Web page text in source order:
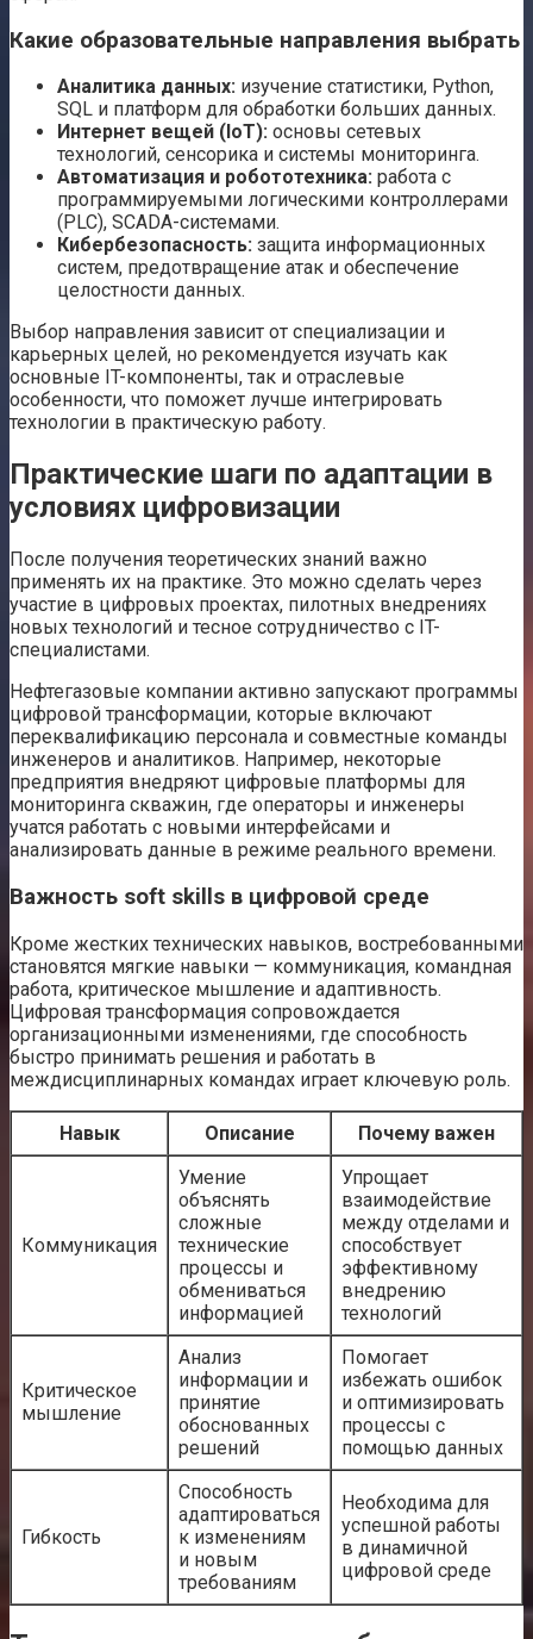
Какие образовательные направления выбрать
Аналитика данных: изучение статистики, Python,
SQL и платформ для обработки больших данных.
Интернет вещей (IoT): основы сетевых
технологий, сенсорика и системы мониторинга.
Автоматизация и робототехника: работа с
программируемыми логическими контроллерами
(PLC), SCADA-системами.
Кибербезопасность: защита информационных
систем, предотвращение атак и обеспечение
целостности данных.
Выбор направления зависит от специализации и
карьерных целей, но рекомендуется изучать как
основные IT-компоненты, так и отраслевые
особенности, что поможет лучше интегрировать
технологии в практическую работу.
Практические шаги по адаптации в
условиях цифровизации
После получения теоретических знаний важно
применять их на практике. Это можно сделать через
участие в цифровых проектах, пилотных внедрениях
новых технологий и тесное сотрудничество с IT-
специалистами.
Нефтегазовые компании активно запускают программы
цифровой трансформации, которые включают
переквалификацию персонала и совместные команды
инженеров и аналитиков. Например, некоторые
предприятия внедряют цифровые платформы для
мониторинга скважин, где операторы и инженеры
учатся работать с новыми интерфейсами и
анализировать данные в режиме реального времени.
Важность soft skills в цифровой среде
Кроме жестких технических навыков, востребованными
становятся мягкие навыки — коммуникация, командная
работа, критическое мышление и адаптивность.
Цифровая трансформация сопровождается
организационными изменениями, где способность
быстро принимать решения и работать в
междисциплинарных командах играет ключевую роль.
Навык Описание Почему важен
Коммуникация
Умение
объяснять
сложные
технические
процессы и
обмениваться
информацией
Упрощает
взаимодействие
между отделами и
способствует
эффективному
внедрению
технологий
Критическое
мышление
Анализ
информации и
принятие
обоснованных
решений
Помогает
избежать ошибок
и оптимизировать
процессы с
помощью данных
Гибкость
Способность
адаптироваться
к изменениям
и новым
требованиям
Необходима для
успешной работы
в динамичной
цифровой среде